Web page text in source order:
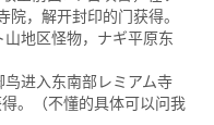
，解开封印的门获得。
地区怪物，ナギ平原东
进入东南部レミアム寺
。（不懂的具体可以问我